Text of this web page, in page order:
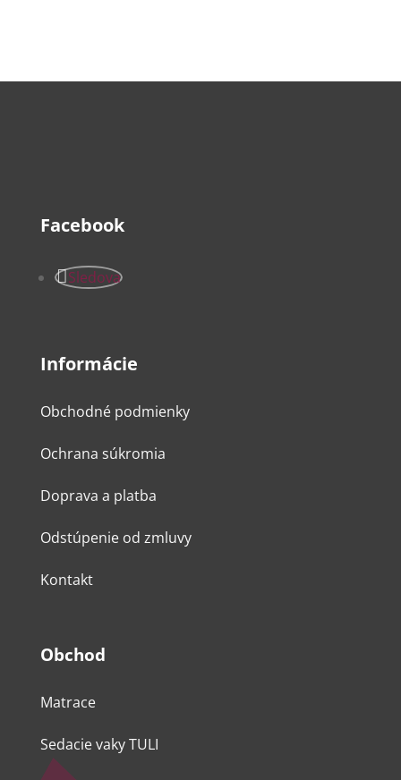
Facebook
Sledova
Informácie
Obchodné podmienky
Ochrana súkromia
Doprava a platba
Odstúpenie od zmluvy
Kontakt
Obchod
Matrace
Sedacie vaky TULI